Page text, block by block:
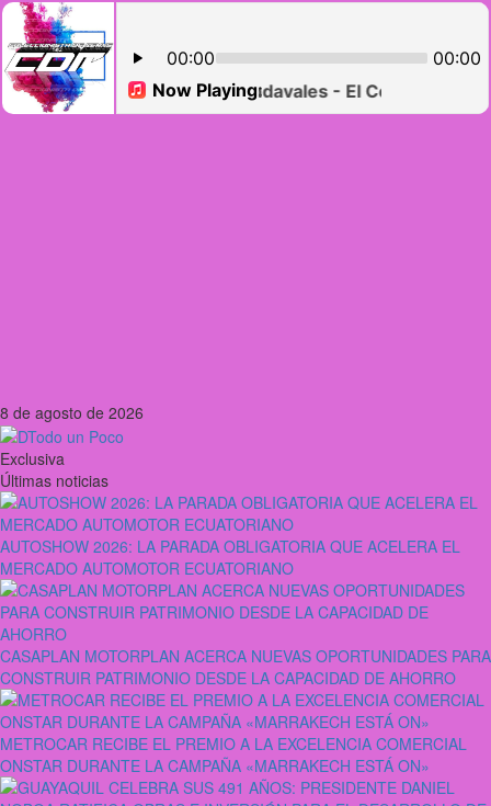
8 de agosto de 2026
Exclusiva
Últimas noticias
AUTOSHOW 2026: LA PARADA OBLIGATORIA QUE ACELERA EL
MERCADO AUTOMOTOR ECUATORIANO
CASAPLAN MOTORPLAN ACERCA NUEVAS OPORTUNIDADES PARA
CONSTRUIR PATRIMONIO DESDE LA CAPACIDAD DE AHORRO
METROCAR RECIBE EL PREMIO A LA EXCELENCIA COMERCIAL
ONSTAR DURANTE LA CAMPAÑA «MARRAKECH ESTÁ ON»